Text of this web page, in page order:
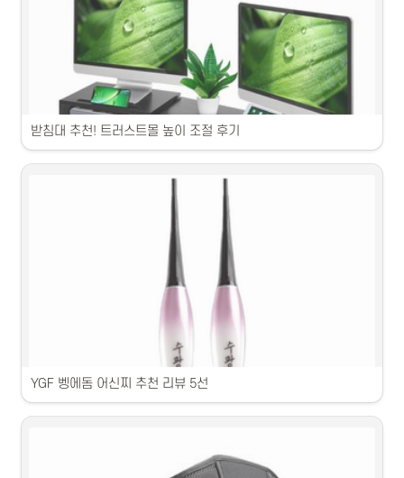
농어 낚시 채비 추천 제품을 꼼꼼히 리뷰합니다.
편리한 사용감의 받침대 제품을 소개합니다.
받침대 추천! 트러스트몰 높이 조절 후기
YGF 벵에돔 어신찌 추천 리뷰 5선